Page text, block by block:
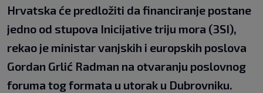
Hrvatska će predložiti da financiranje postane
jedno od stupova Inicijative triju mora (3SI),
rekao je ministar vanjskih i europskih poslova
Gordan Grlić Radman na otvaranju poslovnog
foruma tog formata u utorak u Dubrovniku.